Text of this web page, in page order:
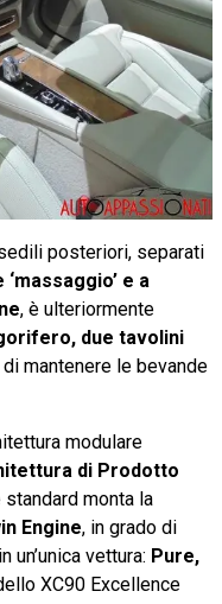
posteriori, separati
e a
, è ulteriormente
due tavolini
mantenere le bevande
modulare
di Prodotto
monta la
Engine, in grado di
vettura: Pure,
XC90 Excellence